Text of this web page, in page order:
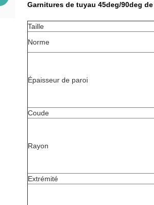
Garnitures de tuyau 45deg/90deg
Taille
Norme
Épaisseur de paroi
Coude
Rayon
Extrémité